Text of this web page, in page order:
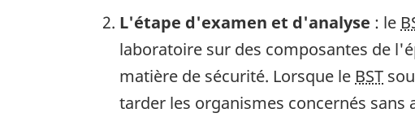
L'étape d'examen et d'analyse : le
laboratoire sur des composantes de
matière de sécurité. Lorsque le BST
tarder les organismes concernés